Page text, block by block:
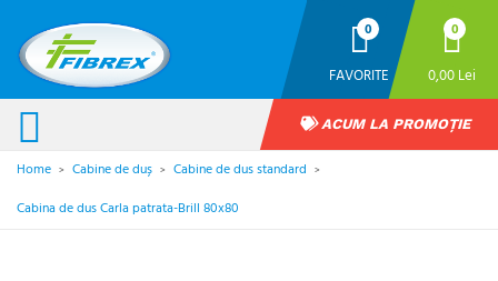
FAVORITE
0 0
0,00 Lei
ACUM LA PROMOȚIE
Home > Cabine de duș > Cabine de dus standard >
Cabina de dus Carla patrata-Brill 80x80